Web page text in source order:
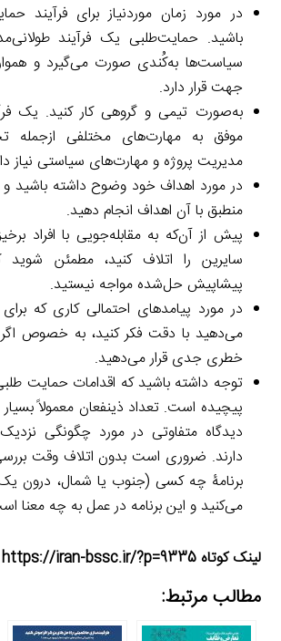
در مورد زمان موردنیاز برای فرآیند
باشید. حمایت‌طلبی یک فرآیند
سیاست‌ها به‌کُندی صورت می‌گیرد و
جهت قرار دارد.
به‌صورت تیمی و گروهی کار کنید. یک
موفق به مهارت‌های مختلفی ازجمله
مدیریت پروژه و مهارت‌های سیاستی نیاز
در مورد اهداف خود وضوح داشته باشید
منطبق با آن اهداف انجام دهید.
پیش از آن‌که به مقابله‌جویی با افراد
سایرین را اتلاف کنید، مطمئن
پیشاپیش حل‌شده مواجه نیستید.
در مورد پیامدهای احتمالی کاری که
می‌دهید با دقت فکر کنید، به خصوص
خطری جدی قرار می‌دهید.
توجه داشته باشید که اقدامات حمایت
پیچیده است. تعداد ذينفعان معمولاً
دیدگاه متفاوتی در مورد چگونگی
دارند. ضروری است بدون اتلاف وقت
برنامۀ چه کسی (جنوب یا شمال، درون یک
می‌کنید و این برنامه در عمل به چه معنا
لینک کوتاه https://iran-bssc.ir/?p=9335
مطالب مرتبط: